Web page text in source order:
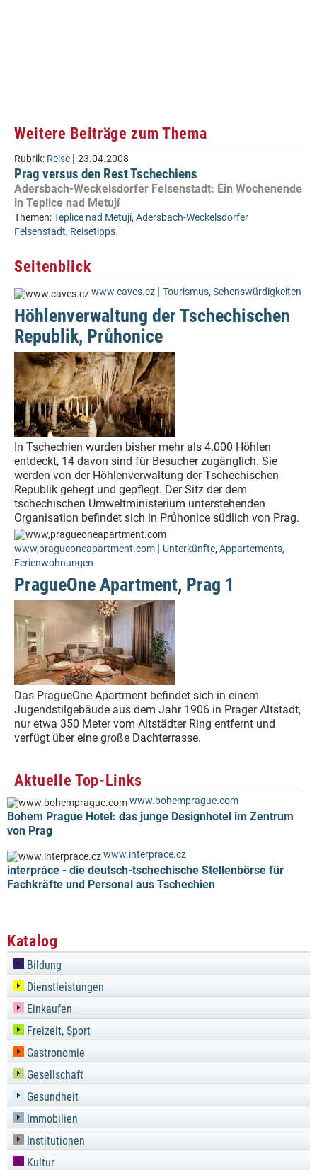
Weitere Beiträge zum Thema
Rubrik: Reise | 23.04.2008
Prag versus den Rest Tschechiens
Adersbach-Weckelsdorfer Felsenstadt: Ein Wochenende
in Teplice nad Metují
Themen:Teplice nad Metují, Adersbach-Weckelsdorfer
Felsenstadt, Reisetipps
Seitenblick
www.caves.cz | Tourismus, Sehenswürdigkeiten
Höhlenverwaltung der Tschechischen
Republik, Průhonice
In Tschechien wurden bisher mehr als 4.000 Höhlen
entdeckt, 14 davon sind für Besucher zugänglich. Sie
werden von der Höhlenverwaltung der Tschechischen
Republik gehegt und gepflegt. Der Sitz der dem
tschechischen Umweltministerium unterstehenden
Organisation befindet sich in Průhonice südlich von Prag.
www,pragueoneapartment.com | Unterkünfte, Appartements,
Ferienwohnungen
PragueOne Apartment, Prag 1
Das PragueOne Apartment befindet sich in einem
Jugendstilgebäude aus dem Jahr 1906 in Prager Altstadt,
nur etwa 350 Meter vom Altstädter Ring entfernt und
verfügt über eine große Dachterrasse.
Aktuelle Top-Links
www.bohemprague.com
Bohem Prague Hotel: das junge Designhotel im Zentrum
von Prag
www.interprace.cz
interpráce - die deutsch-tschechische Stellenbörse für
Fachkräfte und Personal aus Tschechien
Katalog
Bildung
Dienstleistungen
Einkaufen
Freizeit, Sport
Gastronomie
Gesellschaft
Gesundheit
Immobilien
Institutionen
Kultur